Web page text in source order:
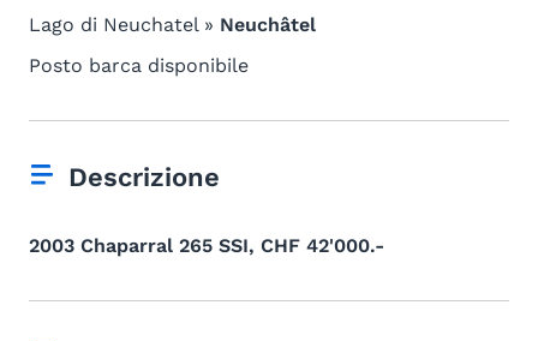
Lago di Neuchatel » Neuchâtel
Posto barca disponibile
Descrizione
2003 Chaparral 265 SSI, CHF 42'000.-